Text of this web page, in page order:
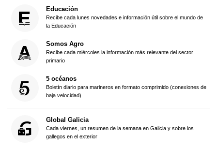
Educación
Recibe cada lunes novedades e información útil sobre el mundo de
la Educación
Somos Agro
Recibe cada miércoles la información más relevante del sector
primario
5 océanos
Boletín diario para marineros en formato comprimido (conexiones de
baja velocidad)
Global Galicia
Cada viernes, un resumen de la semana en Galicia y sobre los
gallegos en el exterior